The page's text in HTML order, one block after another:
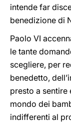
intende far
benedizione di
Paolo VI
le tante
scegliere, per
benedetto,
presto a sentire
mondo dei
indifferenti al